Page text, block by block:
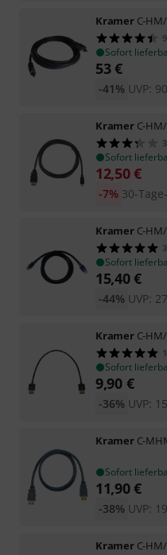
Kramer C-
9
Sofort
53€
UVP:
-41%
Kramer C-
3
Sofort
12,50€
30-
-7%
Kramer C-
3
Sofort
15,40€
UVP:
-44%
Kramer C-
Sofort
9,90 €
UVP:
-36%
Kramer C-
Sofort
11,90€
UVP:
-38%
Kramer C-